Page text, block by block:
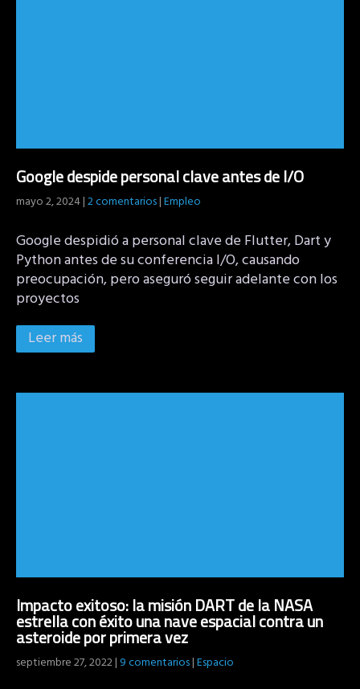
Google despide personal clave antes de I/O
mayo 2, 2024|2 comentarios|Empleo
Google despidió a personal clave de Flutter, Dart y
Python antes de su conferencia I/O, causando
preocupación, pero aseguró seguir adelante con los
proyectos
Leer más
Impacto exitoso: la misión DART de la NASA
estrella con éxito una nave espacial contra un
asteroide por primera vez
septiembre 27, 2022| 9 comentarios|Espacio